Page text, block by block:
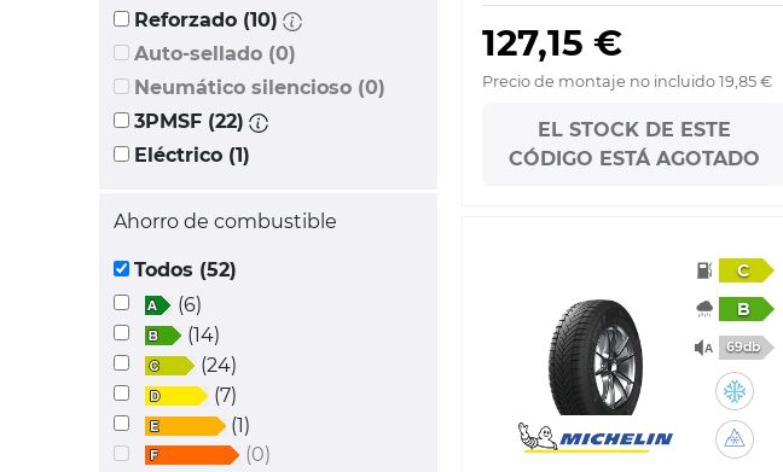
Reforzado (10)
Auto-sellado (0)
Neumático silencioso (0)
3PMSF (22)
Eléctrico (1)
Ahorro de combustible
Todos (52)
(6)
(14)
(24)
(7)
(1)
(0)
127,15 €
Precio de montaje no incluido 19,85 €
EL STOCK DE ESTE
CÓDIGO ESTÁ AGOTADO
C
B
69db